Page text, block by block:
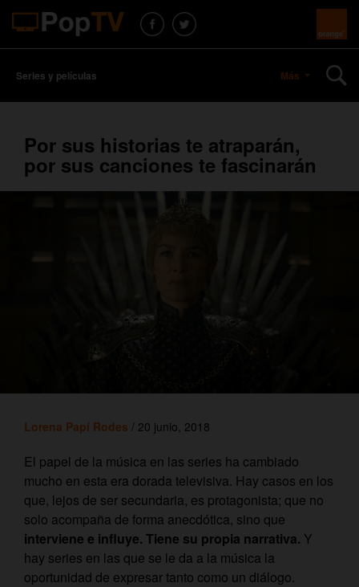
Series y películas Más
Por sus historias te atraparán,
por sus canciones te fascinarán
Lorena Papí Rodes / 20 junio, 2018
El papel de la música en las series ha cambiado
mucho en esta era dorada televisiva. Hay casos en los
que, lejos de ser secundaria, es protagonista; que no
solo acompaña de forma anecdótica, sino que
interviene e influye. Tiene su propia narrativa. Y
hay series en las que se le da a la música la
oportunidad de expresar tanto como un diálogo.